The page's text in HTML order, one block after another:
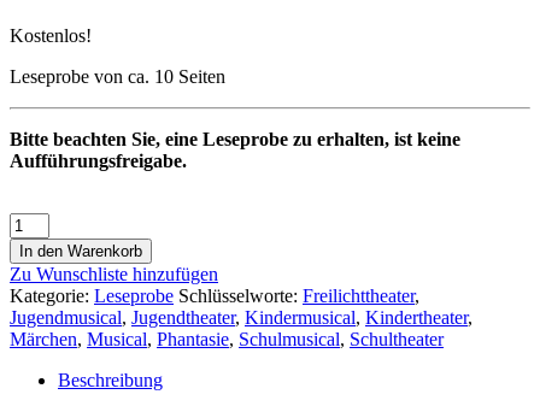
Kostenlos!
Leseprobe von ca. 10 Seiten
Bitte beachten Sie, eine Leseprobe zu erhalten, ist keine
Aufführungsfreigabe.
In den Warenkorb
Zu Wunschliste hinzufügen
Kategorie: Leseprobe Schlüsselworte: Freilichttheater,
Jugendmusical, Jugendtheater, Kindermusical, Kindertheater,
Märchen, Musical, Phantasie, Schulmusical, Schultheater
Beschreibung